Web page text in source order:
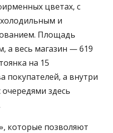
цветах, с
и
Площадь
а весь магазин — 619
на 15
покупателей, а внутри
здесь
которые позволяют